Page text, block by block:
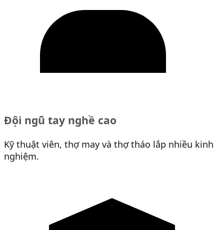
Đội ngũ tay nghề cao
Kỹ thuật viên, thợ may và thợ tháo lắp nhiều kinh
nghiệm.